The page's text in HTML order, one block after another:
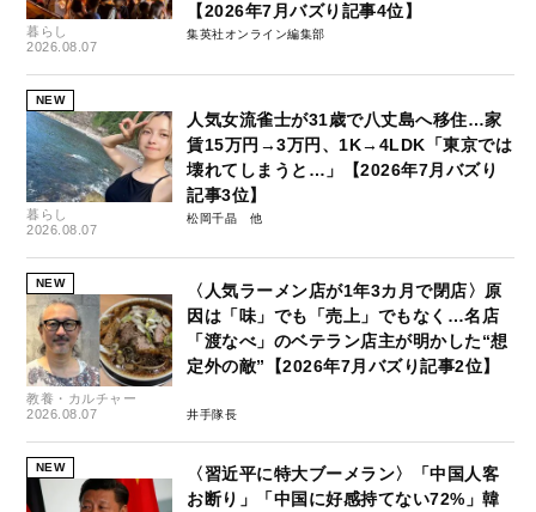
暮らし
2026.08.07
【2026年7月バズり記事4位】
集英社オンライン編集部
NEW
暮らし
2026.08.07
人気女流雀士が31歳で八丈島へ移住…家
賃15万円→3万円、1K→4LDK「東京では
壊れてしまうと…」【2026年7月バズり
記事3位】
松岡千晶
NEW
教養・カルチャー
2026.08.07
〈人気ラーメン店が1年3カ月で閉店〉原
因は「味」でも「売上」でもなく…名店
「渡なべ」のベテラン店主が明かした“想
定外の敵”【2026年7月バズり記事2位】
井手隊長
NEW
〈習近平に特大ブーメラン〉「中国人客
お断り」「中国に好感持てない72%」韓